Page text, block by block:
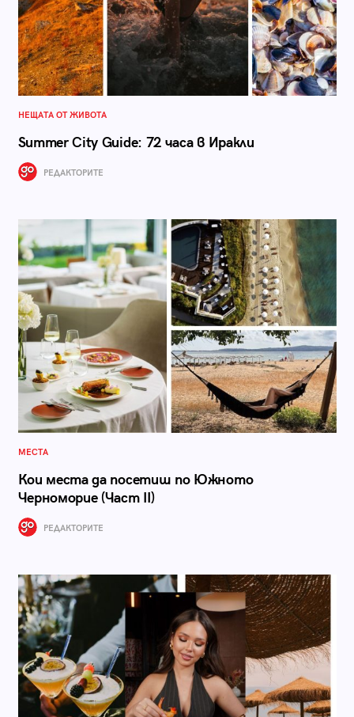
НЕЩАТА ОТ ЖИВОТА
Summer City Guide: 72 часа в Иракли
РЕДАКТОРИТЕ
МЕСТА
Кои места да посетиш по Южното
Черноморие (Част II)
РЕДАКТОРИТЕ